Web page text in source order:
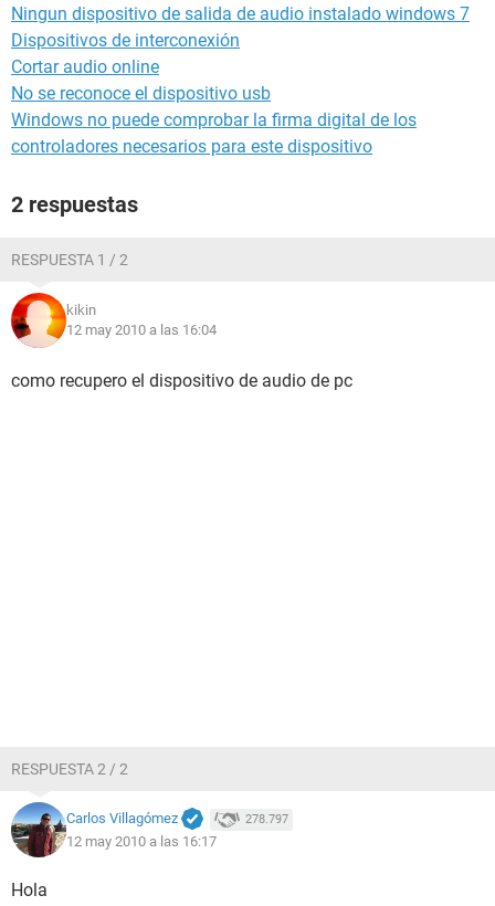
Ningun dispositivo de salida de audio instalado windows 7
Dispositivos de interconexión
Cortar audio online
No se reconoce el dispositivo usb
Windows no puede comprobar la firma digital de los
controladores necesarios para este dispositivo
2 respuestas
RESPUESTA 1 / 2
kikin
12 may 2010 a las 16:04
como recupero el dispositivo de audio de pc
RESPUESTA 2 / 2
Carlos Villagómez 278.797
12 may 2010 a las 16:17
Hola